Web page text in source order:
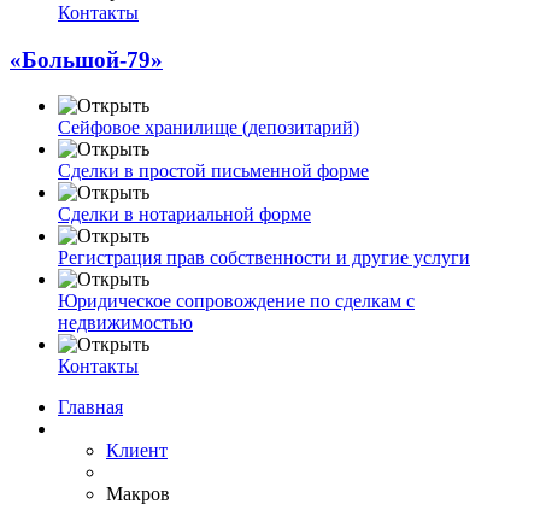
Контакты
«Большой-79»
Сейфовое хранилище (депозитарий)
Сделки в простой письменной форме
Сделки в нотариальной форме
Регистрация прав собственности и другие услуги
Юридическое сопровождение по сделкам с
недвижимостью
Контакты
Главная
Клиент
Макров